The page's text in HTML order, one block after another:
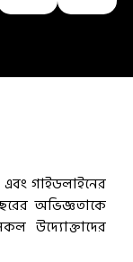
গাইডলাইনের
অভিজ্ঞতাকে
উদ্যোক্তাদের